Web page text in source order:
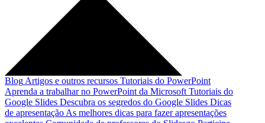
Blog Artigos e outros recursos Tutoriais do PowerPoint
Aprenda a trabalhar no PowerPoint da Microsoft Tutoriais do
Google Slides Descubra os segredos do Google Slides Dicas
de apresentação As melhores dicas para fazer apresentações